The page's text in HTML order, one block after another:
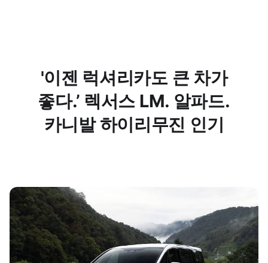
'이젠 럭셔리카도 큰 차가
좋다.’ 렉서스 LM. 알파드.
카니발 하이리무진 인기